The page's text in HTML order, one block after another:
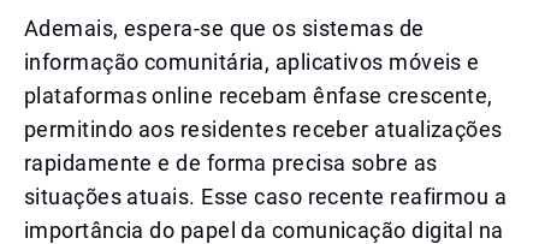
Ademais, espera-se que os sistemas de
informação comunitária, aplicativos móveis e
plataformas online recebam ênfase crescente,
permitindo aos residentes receber atualizações
rapidamente e de forma precisa sobre as
situações atuais. Esse caso recente reafirmou a
importância do papel da comunicação digital na